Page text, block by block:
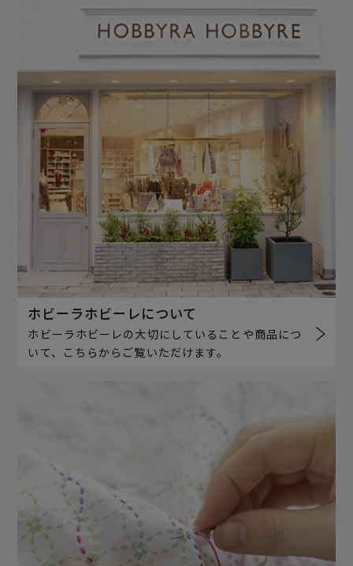
ホビーラホビーレについて
ホビーラホビーレの大切にしていることや商品につ
いて、こちらからご覧いただけます。